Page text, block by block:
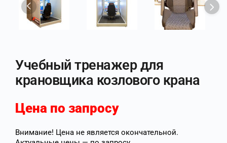
Учебный тренажер для
крановщика козлового крана
Цена по запросу
Внимание! Цена не является окончательной.